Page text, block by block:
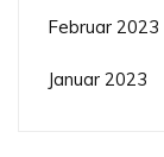
Februar 2023
Januar 2023